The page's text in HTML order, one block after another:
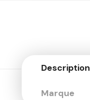
Description
Marque